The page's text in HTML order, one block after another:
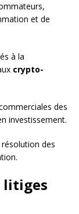
et de
à la
crypto-
des
investissement.
des
litiges